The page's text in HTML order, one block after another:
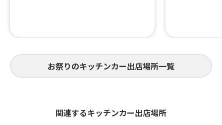
お祭りのキッチンカー出店場所一覧
関連するキッチンカー出店場所